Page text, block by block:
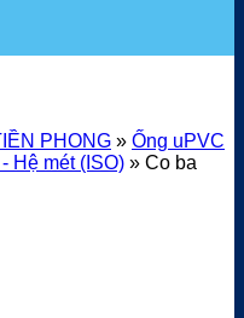
PHONG » Ống uPVC
Hệ mét (ISO) » Co ba